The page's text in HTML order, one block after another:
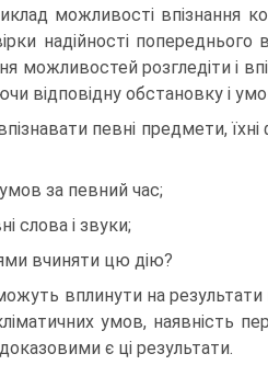
можливості впізнання
надійності попереднього
можливостей розгледіти і
відповідну обстановку і
певні предмети,
за певний час;
слова і звуки;
вчиняти цю дію?
вплинути на
умов, наявність
є ці результати.